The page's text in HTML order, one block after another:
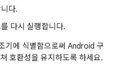
다.
다시 실행합니다.
기에 식별함으로써 Android 구
호환성을 유지하도록 하세요.